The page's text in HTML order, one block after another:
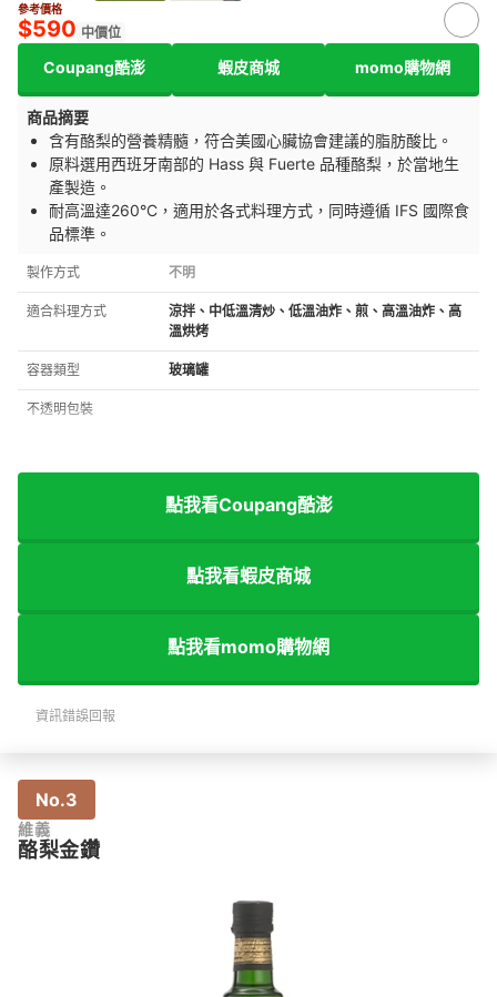
參考價格
$590 中價位
Coupang酷澎 蝦皮商城 momo購物網
商品摘要
含有酪梨的營養精髓，符合美國心臟協會建議的脂肪酸比。
原料選用西班牙南部的 Hass 與 Fuerte 品種酪梨，於當地生
產製造。
耐高溫達260°C，適用於各式料理方式，同時遵循 IFS 國際食
品標準。
製作方式 不明
適合料理方式
涼拌、中低溫清炒、低溫油炸、煎、高溫油炸、高
溫烘烤
容器類型 玻璃罐
不透明包裝
點我看Coupang酷澎
點我看蝦皮商城
點我看momo購物網
資訊錯誤回報
No.3
維義
酪梨金鑽